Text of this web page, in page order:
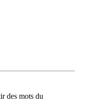
des mots du